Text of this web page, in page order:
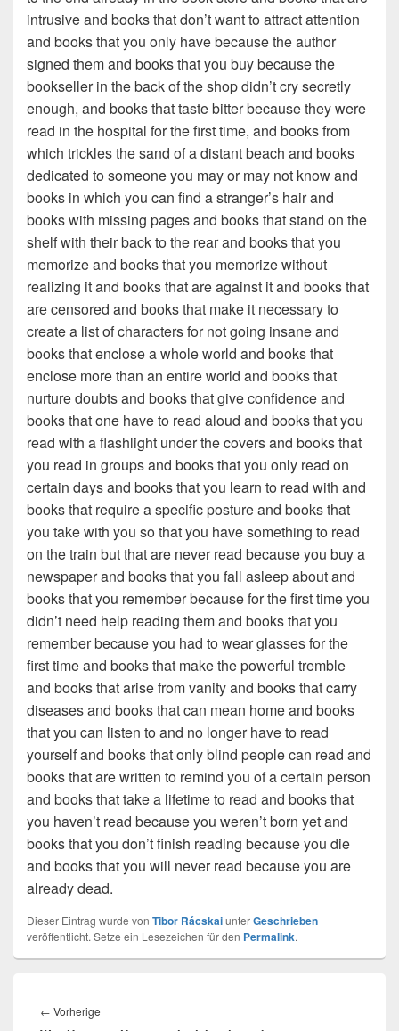
Dieser Eintrag wurde von Tibor RácskaiunterGeschrieben
veröffentlicht. Setze ein Lesezeichen für den Permalink.
← Vorherige